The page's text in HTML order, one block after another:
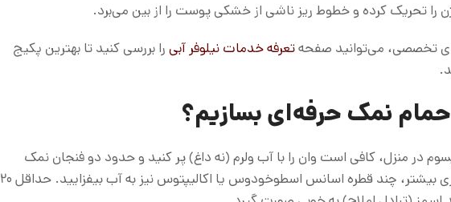
را تحریک کرده و خطوط ریز ناشی از خشکی پوست را از بین می‌برد.
تخصصی، می‌توانید صفحهتعرفه خدمات نیلوفر آبی را بررسی کنید تا بهترین پکیج
نمک حرفه‌ای بسازیم؟
در منزل، کافی است وان را با آب ولرم (نه داغ) پر کنید و حدود دو فنجان نمک
اپسوم به آن اضافه کنید. برای اثرگذاری بیشتر، چند قطره اسانس اسطوخودوس یا اکالیپتوس نیز به آب بیفزایید. حداقل ۲۰